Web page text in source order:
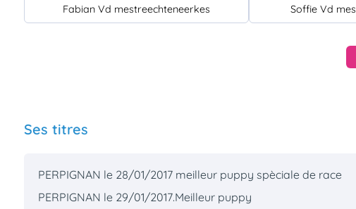
Fabian Vd mestreechteneerkes Soffie Vd
Ses titres
PERPIGNAN le 28/01/2017 meilleur puppy spèciale de race
PERPIGNAN le 29/01/2017.Meilleur puppy